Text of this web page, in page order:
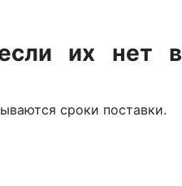
их нет в
сроки поставки.